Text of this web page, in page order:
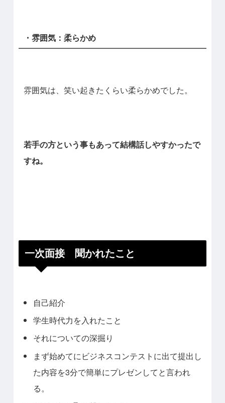
・雰囲気：柔らかめ
雰囲気は、笑い起きたくらい柔らかめでした。
若手の方という事もあって結構話しやすかったで
すね。
一次面接 聞かれたこと
自己紹介
学生時代力を入れたこと
それについての深掘り
まず始めてにビジネスコンテストに出て提出し
た内容を3分で簡単にプレゼンしてと言われ
る。